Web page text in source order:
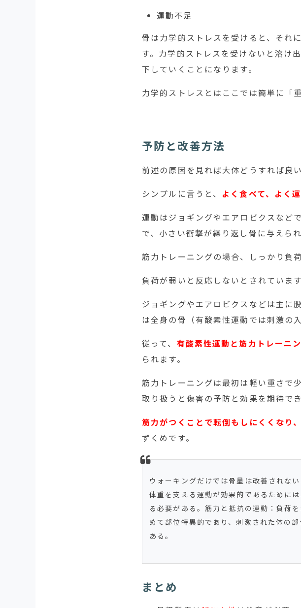
運動不足
骨は力学的ストレスを受けると、それ
す。力学的ストレスを受けないと溶け
下していくことになります。
力学的ストレスとはここでは簡単に「
予防と改善方法
前述の原因を見れば大体どうすれば良
シンプルに言うと、 よく食べて、よく
運動はジョギングやエアロビクスなど
で、小さい衝撃が繰り返し骨に与えら
筋力トレーニングの場合、しっかり負
負荷が弱いと反応しないとされていま
ジョギングやエアロビクスなどは主に
は全身の骨（有酸素性運動では刺激の
従って、 有酸素性運動と筋力トレーニ
られます。
筋力トレーニングは最初は軽い重さで
取り扱うと傷害の予防と効果を期待でき
筋力がつくことで転倒もしにくくなり
ずくめです。
ウォーキングだけでは骨量は改善されな
体重を支える運動が効果的であるために
る必要がある。筋力と抵抗の運動：負荷
めて部位特異的であり、刺激された体の
ある。
まとめ